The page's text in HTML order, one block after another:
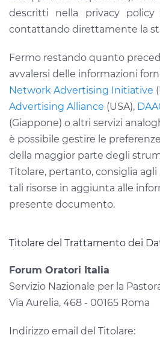
descritti nella privacy
contattando direttamente la
Fermo restando quanto
avvalersi delle informazioni
Network Advertising Initiative
Advertising Alliance (USA),
(Giappone) o altri servizi
è possibile gestire le
della maggior parte degli
Titolare, pertanto, consiglia
tali risorse in aggiunta alle
presente documento.
Titolare del Trattamento dei
Forum Oratori Italia
Servizio Nazionale per la
Via Aurelia, 468 - 00165 Roma
Indirizzo email del Titolare: